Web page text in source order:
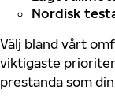
Nordisk
Välj bland vårt
viktigaste
prestanda som